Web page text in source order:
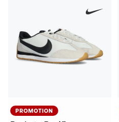
PROMOTION